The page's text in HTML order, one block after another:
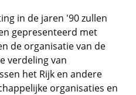
in de jaren '90 zullen
gepresenteerd met
de organisatie van de
verdeling van
het Rijk en andere
organisaties en